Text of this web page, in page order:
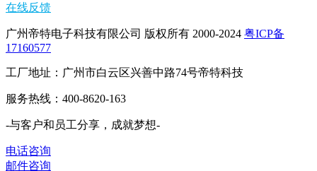
在线反馈
广州帝特电子科技有限公司 版权所有 2000-2024 粤ICP备
17160577
工厂地址：广州市白云区兴善中路74号帝特科技
服务热线：400-8620-163
-与客户和员工分享，成就梦想-
电话咨询
邮件咨询